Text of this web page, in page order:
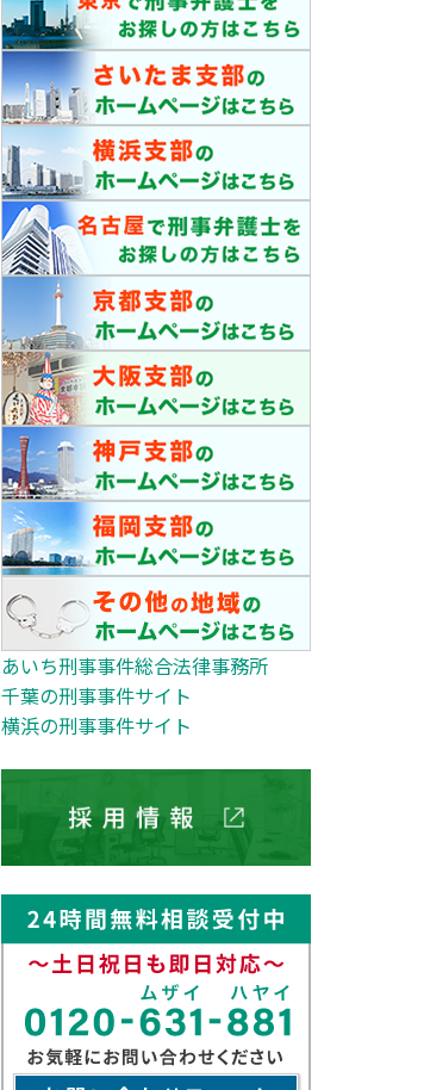
あいち刑事事件総合法律事務所
千葉の刑事事件サイト
横浜の刑事事件サイト